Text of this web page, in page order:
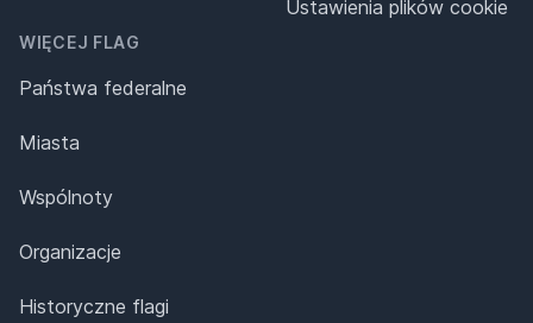
WIĘCEJ FLAG
Państwa federalne
Miasta
Wspólnoty
Organizacje
Historyczne flagi
Ustawienia plików cookie